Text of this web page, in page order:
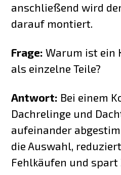
anschließend wird
darauf montiert.
Frage: Warum ist ein
als einzelne Teile?
Antwort: Bei einem
Dachrelinge und
aufeinander
die Auswahl,
Fehlkäufen und spart